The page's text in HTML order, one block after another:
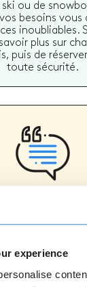
experience
ou de
besoins vous
inoubliables.
plus sur
puis de
toute sécurité.
cours de ski et
examinés. Les
lors
service de